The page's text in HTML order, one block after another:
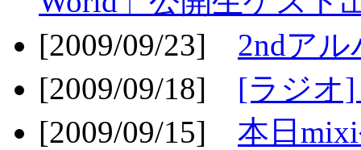
[2009/09/23] 2ndア
[2009/09/18] [ラジオ
[2009/09/15] 本日